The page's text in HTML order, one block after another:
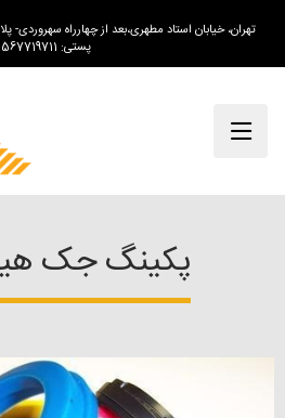
پستی: 1567719711
پکینگ جک